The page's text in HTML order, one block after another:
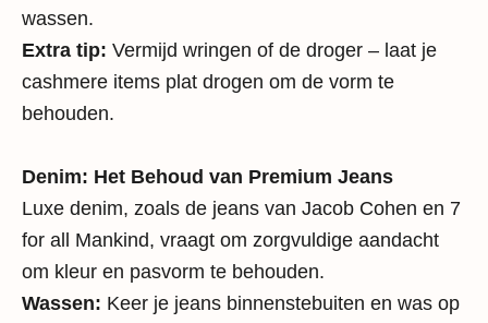
wassen.
Extra tip: Vermijd wringen of de droger – laat je
cashmere items plat drogen om de vorm te
behouden.
Denim: Het Behoud van Premium Jeans
Luxe denim, zoals de jeans van Jacob Cohen en 7
for all Mankind, vraagt om zorgvuldige aandacht
om kleur en pasvorm te behouden.
Wassen: Keer je jeans binnenstebuiten en was op